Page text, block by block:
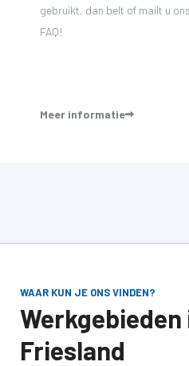
gebruikt, dan belt of mailt u
FAQ!
Meer informatie
WAAR KUN JE ONS VINDEN?
Werkgebieden
Friesland